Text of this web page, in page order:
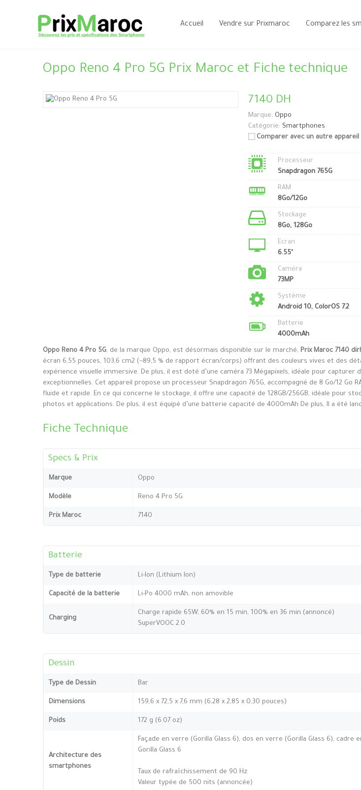
Accueil Vendre sur Prixmaroc Comparez les
Oppo Reno 4 Pro 5G Prix Maroc et Fiche technique
7140 DH
Marque: Oppo
Catégorie: Smartphones
Comparer avec un autre appareil
Processeur
Snapdragon 765G
RAM
8Go/12Go
Stockage
8Go, 128Go
Ecran
6.55"
Caméra
73MP
Système
Android 10, ColorOS 7.2
Batterie
4000mAh
Oppo Reno 4 Pro 5G, de la marque Oppo, est désormais disponible sur le marché, Prix Maroc 7140
écran 6,55 pouces, 103,6 cm2 (~89,5 % de rapport écran/corps) offrant des couleurs vives et des
expérience visuelle immersive. De plus, il est doté d’une caméra 73 Mégapixels, idéale pour capturer
exceptionnelles. Cet appareil propose un processeur Snapdragon 765G, accompagné de 8 Go/12 Go
fluide et rapide. En ce qui concerne le stockage, il offre une capacité de 128GB/256GB, idéale pour
photos et applications. De plus, il est équipé d’une batterie capacité de 4000mAh De plus, Il a été
Fiche Technique
Specs & Prix
Marque Oppo
Modèle Reno 4 Pro 5G
Prix Maroc 7140
Batterie
Type de batterie Li-Ion (Lithium Ion)
Capacité de la batterie Li-Po 4000 mAh, non amovible
Charging
Charge rapide 65W, 60% en 15 min, 100% en 36 min (annoncé)
SuperVOOC 2.0
Dessin
Type de Dessin Bar
Dimensions 159,6 x 72,5 x 7,6 mm (6,28 x 2,85 x 0,30 pouces)
Poids 172 g (6.07 oz)
Architecture des
smartphones
Façade en verre (Gorilla Glass 6), dos en verre (Gorilla Glass 6), cadre
Gorilla Glass 6
Taux de rafraîchissement de 90 Hz
Valeur typée de 500 nits (annoncée)